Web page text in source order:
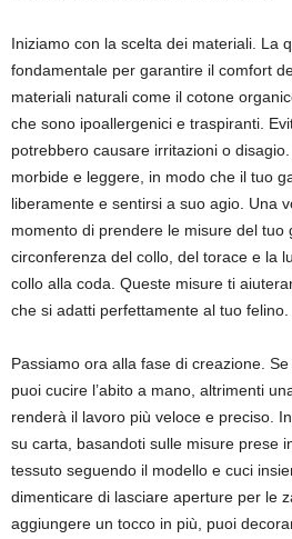
Iniziamo con la scelta dei materiali. La
fondamentale per garantire il comfort
materiali naturali come il cotone
che sono ipoallergenici e traspiranti.
potrebbero causare irritazioni o
morbide e leggere, in modo che il tuo
liberamente e sentirsi a suo agio. Una
momento di prendere le misure del tuo
circonferenza del collo, del torace e la
collo alla coda. Queste misure ti
che si adatti perfettamente al tuo felino.
Passiamo ora alla fase di creazione.
puoi cucire l’abito a mano, altrimenti
renderà il lavoro più veloce e preciso.
su carta, basandoti sulle misure prese
tessuto seguendo il modello e cuci
dimenticare di lasciare aperture per le
aggiungere un tocco in più, puoi